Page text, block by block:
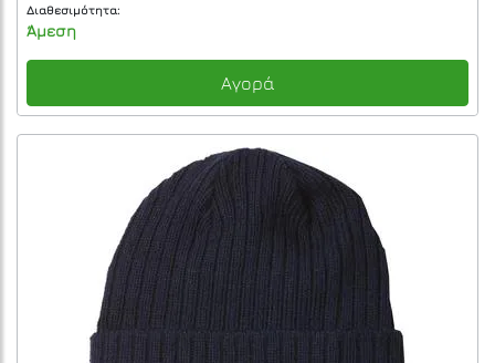
Διαθεσιμότητα:
Άμεση
Αγορά